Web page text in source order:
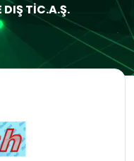
DIŞ TİC.A.Ş.